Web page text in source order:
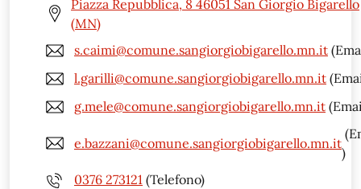
Piazza Repubblica, 8 46051 San Giorgio Bigarello
(MN)
s.caimi@comune.sangiorgiobigarello.mn.it
l.garilli@comune.sangiorgiobigarello.mn.it
g.mele@comune.sangiorgiobigarello.mn.it
e.bazzani@comune.sangiorgiobigarello.mn.it
)
0376 273121 (Telefono)